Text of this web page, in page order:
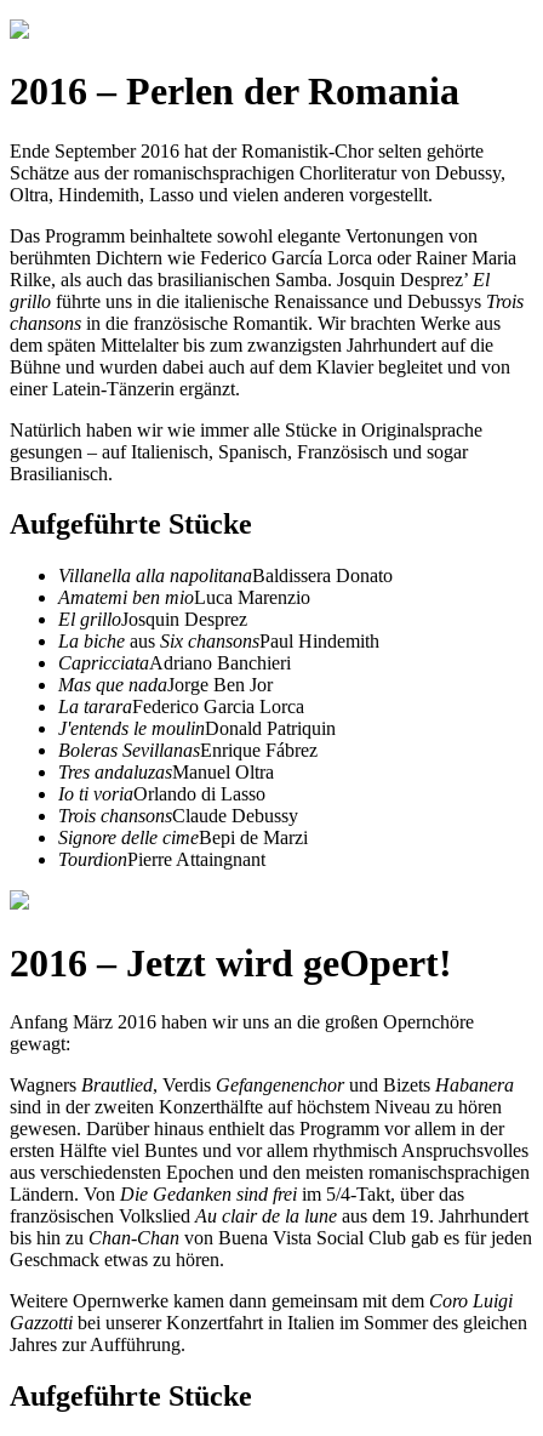
2016 – Perlen der Romania
Ende September 2016 hat der Romanistik-Chor selten gehörte
Schätze aus der romanischsprachigen Chorliteratur von Debussy,
Oltra, Hindemith, Lasso und vielen anderen vorgestellt.
Das Programm beinhaltete sowohl elegante Vertonungen von
berühmten Dichtern wie Federico García Lorca oder Rainer Maria
Rilke, als auch das brasilianischen Samba. Josquin Desprez’ El
grillo führte uns in die italienische Renaissance und Debussys Trois
chansons in die französische Romantik. Wir brachten Werke aus
dem späten Mittelalter bis zum zwanzigsten Jahrhundert auf die
Bühne und wurden dabei auch auf dem Klavier begleitet und von
einer Latein-Tänzerin ergänzt.
Natürlich haben wir wie immer alle Stücke in Originalsprache
gesungen – auf Italienisch, Spanisch, Französisch und sogar
Brasilianisch.
Aufgeführte Stücke
Villanella alla napolitanaBaldissera Donato
Amatemi ben mioLuca Marenzio
El grilloJosquin Desprez
La biche aus Six chansonsPaul Hindemith
CapricciataAdriano Banchieri
Mas que nadaJorge Ben Jor
La tararaFederico Garcia Lorca
J'entends le moulinDonald Patriquin
Boleras SevillanasEnrique Fábrez
Tres andaluzasManuel Oltra
Io ti voriaOrlando di Lasso
Trois chansonsClaude Debussy
Signore delle cimeBepi de Marzi
TourdionPierre Attaingnant
2016 – Jetzt wird geOpert!
Anfang März 2016 haben wir uns an die großen Opernchöre
gewagt:
Wagners Brautlied, Verdis Gefangenenchorund Bizets Habanera
sind in der zweiten Konzerthälfte auf höchstem Niveau zu hören
gewesen. Darüber hinaus enthielt das Programm vor allem in der
ersten Hälfte viel Buntes und vor allem rhythmisch Anspruchsvolles
aus verschiedensten Epochen und den meisten romanischsprachigen
Ländern. Von Die Gedanken sind frei im 5/4-Takt, über das
französischen Volkslied Au clair de la lune aus dem 19. Jahrhundert
bis hin zu Chan-Chan von Buena Vista Social Club gab es für jeden
Geschmack etwas zu hören.
Weitere Opernwerke kamen dann gemeinsam mit dem Coro Luigi
Gazzotti bei unserer Konzertfahrt in Italien im Sommer des gleichen
Jahres zur Aufführung.
Aufgeführte Stücke